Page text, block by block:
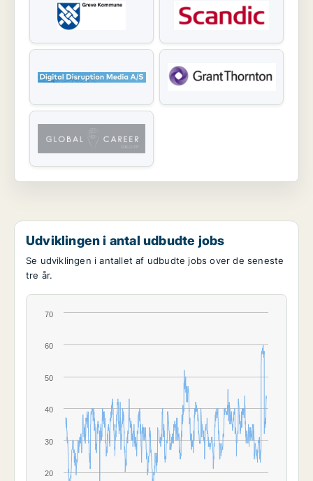
Udviklingen i antal udbudte jobs
Se udviklingen i antallet af udbudte jobs over de seneste
tre år.
20
30
40
50
60
70